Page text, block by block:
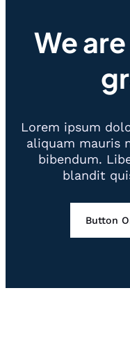
We
Lorem ipsum
aliquam mauris
bibendum.
blandit
Button